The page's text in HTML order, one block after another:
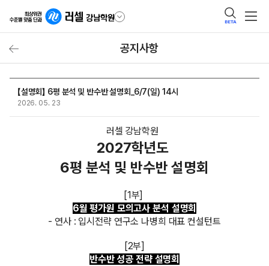
BETA
공지사항
【설명회】 6평 분석 및 반수반 설명회_6/7(일) 14시
2026. 05. 23
러셀 강남학원
2027학년도
6평 분석 및 반수반 설명회
[1부]
6월 평가원 모의고사 분석 설명회
- 연사 : 입시전략 연구소 나병희 대표 컨설턴트
[2부]
반수반 성공 전략 설명회